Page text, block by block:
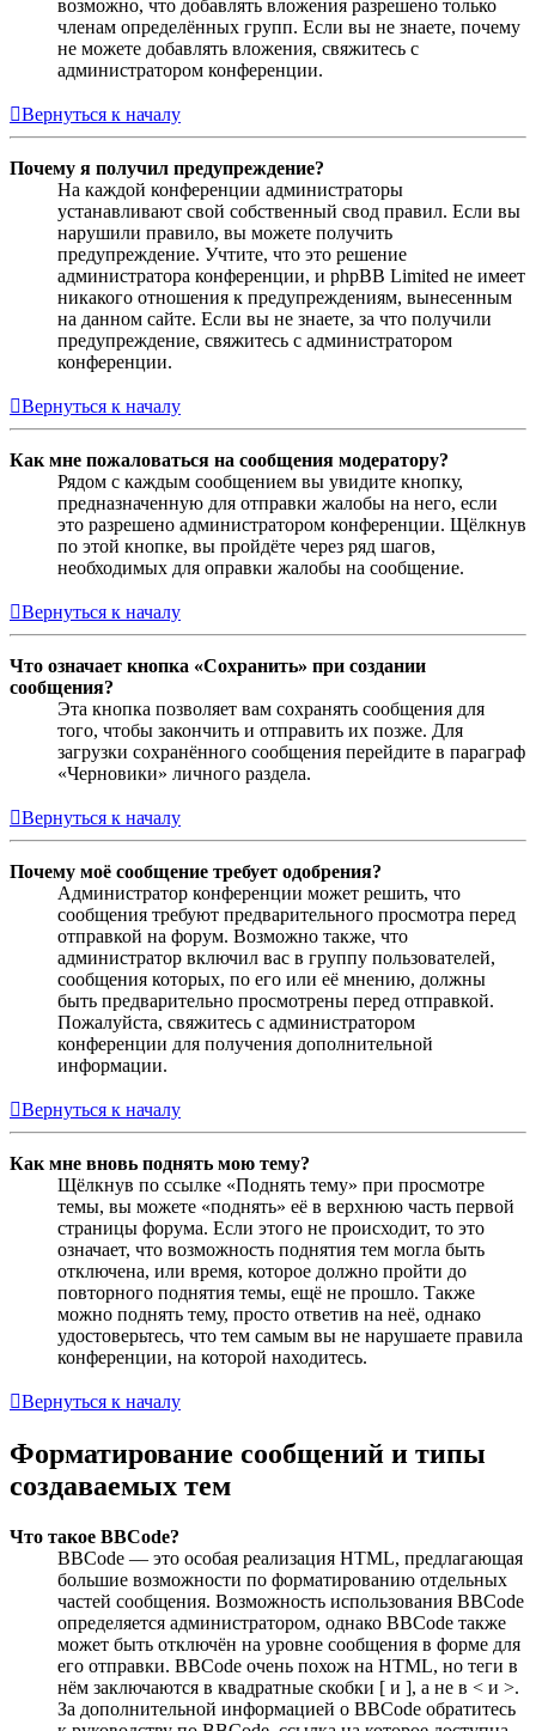
возможно, что добавлять вложения разрешено только
членам определённых групп. Если вы не знаете, почему
не можете добавлять вложения, свяжитесь с
администратором конференции.
Вернуться к началу
Почему я получил предупреждение?
На каждой конференции администраторы
устанавливают свой собственный свод правил. Если вы
нарушили правило, вы можете получить
предупреждение. Учтите, что это решение
администратора конференции, и phpBB Limited не имеет
никакого отношения к предупреждениям, вынесенным
на данном сайте. Если вы не знаете, за что получили
предупреждение, свяжитесь с администратором
конференции.
Вернуться к началу
Как мне пожаловаться на сообщения модератору?
Рядом с каждым сообщением вы увидите кнопку,
предназначенную для отправки жалобы на него, если
это разрешено администратором конференции. Щёлкнув
по этой кнопке, вы пройдёте через ряд шагов,
необходимых для оправки жалобы на сообщение.
Вернуться к началу
Что означает кнопка «Сохранить» при создании
сообщения?
Эта кнопка позволяет вам сохранять сообщения для
того, чтобы закончить и отправить их позже. Для
загрузки сохранённого сообщения перейдите в параграф
«Черновики» личного раздела.
Вернуться к началу
Почему моё сообщение требует одобрения?
Администратор конференции может решить, что
сообщения требуют предварительного просмотра перед
отправкой на форум. Возможно также, что
администратор включил вас в группу пользователей,
сообщения которых, по его или её мнению, должны
быть предварительно просмотрены перед отправкой.
Пожалуйста, свяжитесь с администратором
конференции для получения дополнительной
информации.
Вернуться к началу
Как мне вновь поднять мою тему?
Щёлкнув по ссылке «Поднять тему» при просмотре
темы, вы можете «поднять» её в верхнюю часть первой
страницы форума. Если этого не происходит, то это
означает, что возможность поднятия тем могла быть
отключена, или время, которое должно пройти до
повторного поднятия темы, ещё не прошло. Также
можно поднять тему, просто ответив на неё, однако
удостоверьтесь, что тем самым вы не нарушаете правила
конференции, на которой находитесь.
Вернуться к началу
Форматирование сообщений и типы
создаваемых тем
Что такое BBCode?
BBCode — это особая реализация HTML, предлагающая
большие возможности по форматированию отдельных
частей сообщения. Возможность использования BBCode
определяется администратором, однако BBCode также
может быть отключён на уровне сообщения в форме для
его отправки. BBCode очень похож на HTML, но теги в
нём заключаются в квадратные скобки [ и ], а не в < и >.
За дополнительной информацией о BBCode обратитесь